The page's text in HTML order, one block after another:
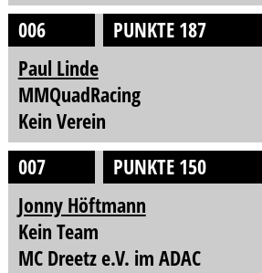
006
PUNKTE 187
Paul Linde
MMQuadRacing
Kein Verein
007
PUNKTE 150
Jonny Höftmann
Kein Team
MC Dreetz e.V. im ADAC